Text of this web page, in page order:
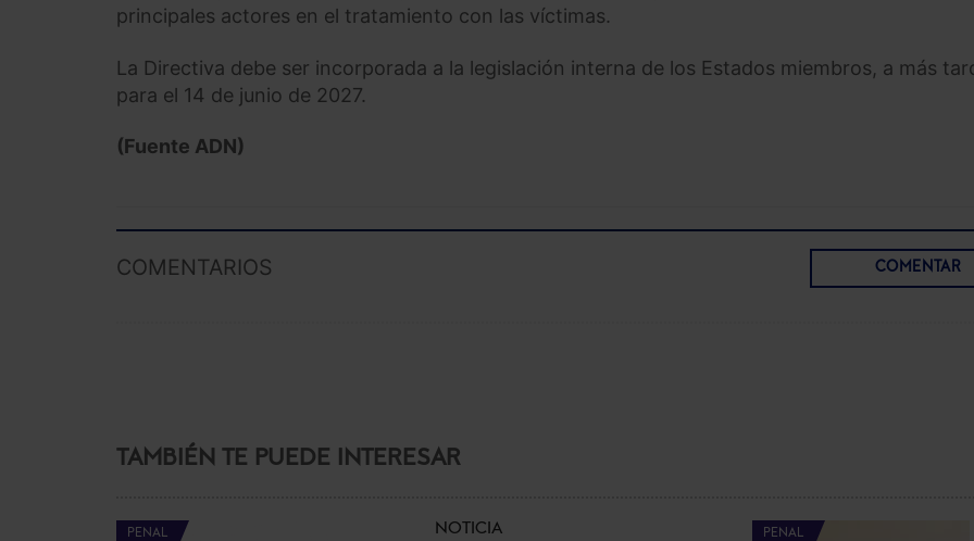
principales actores en el tratamiento con las víctimas.
La Directiva debe ser incorporada a la legislación interna de los Estados miembros, a más
para el 14 de junio de 2027.
(Fuente ADN)
COMENTARIOS COMENTAR
TAMBIÉN TE PUEDE INTERESAR
PENAL NOTICIA PENAL